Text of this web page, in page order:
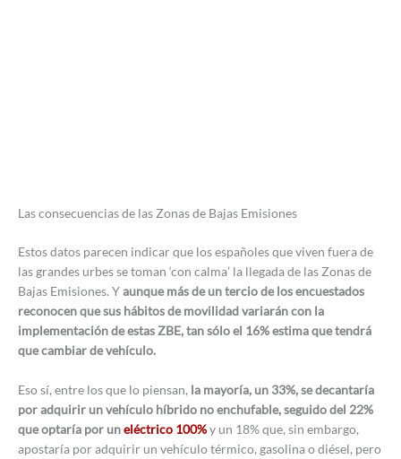
Las consecuencias de las Zonas de Bajas Emisiones
Estos datos parecen indicar que los españoles que viven fuera de
las grandes urbes se toman ‘con calma’ la llegada de las Zonas de
Bajas Emisiones. Yaunque más de un tercio de los encuestados
reconocen que sus hábitos de movilidad variarán con la
implementación de estas ZBE, tan sólo el 16% estima que tendrá
que cambiar de vehículo.
Eso sí, entre los que lo piensan, la mayoría, un 33%, se decantaría
por adquirir un vehículo híbrido no enchufable, seguido del 22%
que optaría por uneléctrico 100%y un 18% que, sin embargo,
apostaría por adquirir un vehículo térmico, gasolina o diésel, pero